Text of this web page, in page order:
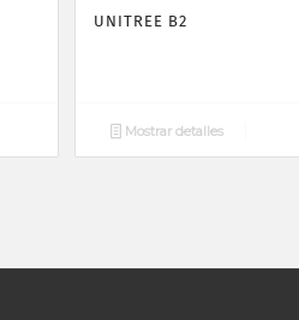
UNITREE B2
Mostrar detalles